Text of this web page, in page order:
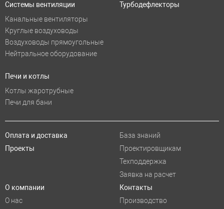
Системы вентиляции
Канальные вентиляторы
Круглые воздуховоды
Воздуховоды прямоугольные
Нейтральное оборудование
Турбодефлекторы
Печи и котлы
Котлы жаротрубные
Печи для бани
Оплата и доставка
Проекты
База знаний
Проектировщикам
Техподдержка
Заявка на расчет
О компании
О нас
Контакты
Производство